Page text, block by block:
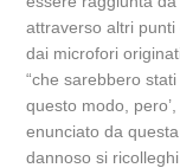
attraverso altri
dai microfori
“che sarebbero
questo modo,
enunciato da
dannoso si